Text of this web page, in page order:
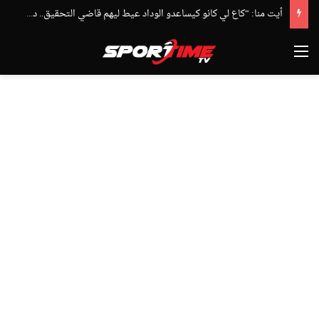
أيت منا: “كاع لي كانو كيساعدو الوداد عيط ليهم قاضي التحقيق.. دابا حتى شي واحد ما بقا باغي يعاون”
القائمة